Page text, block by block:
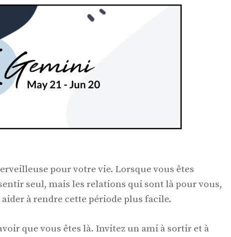
pour votre vie. Lorsque vous êtes
seul, mais les relations qui sont là pour vous,
à rendre cette période plus facile.
que vous êtes là. Invitez un ami à sortir et à